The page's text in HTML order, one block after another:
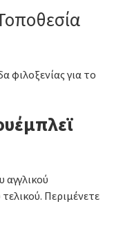
φιλοξενίας για το
αγγλικού
Περιμένετε